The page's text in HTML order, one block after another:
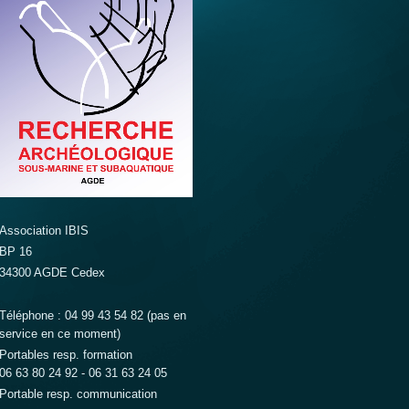
IBIS
16
AGDE Cedex
: 04 99 43 54 82 (pas en
en ce moment)
resp. formation
63 80 24 92 - 06 31 63 24 05
resp. communication